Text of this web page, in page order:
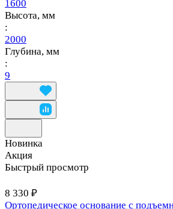
1600
Высота, мм
:
2000
Глубина, мм
:
9
Новинка
Акция
Быстрый просмотр
8 330 ₽
Ортопедическое основание с